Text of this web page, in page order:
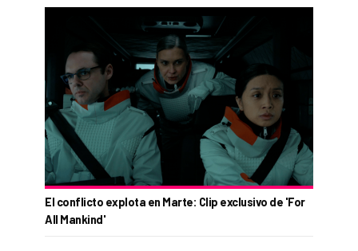
El conflicto explota en Marte: Clip exclusivo de 'For
All Mankind'